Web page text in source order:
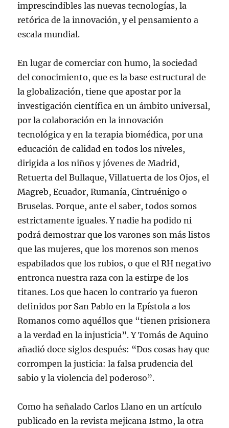
imprescindibles las nuevas tecnologías, la
retórica de la innovación, y el pensamiento a
escala mundial.
En lugar de comerciar con humo, la sociedad
del conocimiento, que es la base estructural de
la globalización, tiene que apostar por la
investigación científica en un ámbito universal,
por la colaboración en la innovación
tecnológica y en la terapia biomédica, por una
educación de calidad en todos los niveles,
dirigida a los niños y jóvenes de Madrid,
Retuerta del Bullaque, Villatuerta de los Ojos, el
Magreb, Ecuador, Rumanía, Cintruénigo o
Bruselas. Porque, ante el saber, todos somos
estrictamente iguales. Y nadie ha podido ni
podrá demostrar que los varones son más listos
que las mujeres, que los morenos son menos
espabilados que los rubios, o que el RH negativo
entronca nuestra raza con la estirpe de los
titanes. Los que hacen lo contrario ya fueron
definidos por San Pablo en la Epístola a los
Romanos como aquéllos que “tienen prisionera
a la verdad en la injusticia”. Y Tomás de Aquino
añadió doce siglos después: “Dos cosas hay que
corrompen la justicia: la falsa prudencia del
sabio y la violencia del poderoso”.
Como ha señalado Carlos Llano en un artículo
publicado en la revista mejicana Istmo, la otra